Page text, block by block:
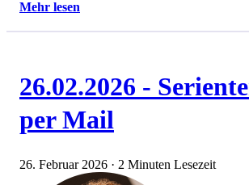
Mehr lesen
26.02.2026 -
per Mail
26. Februar 2026 · 2 Minuten Lesezeit